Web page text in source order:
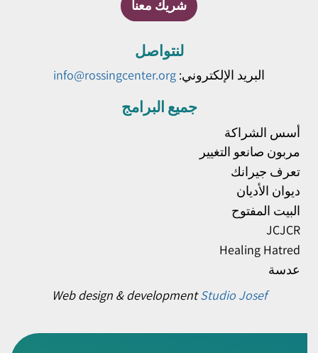
شريك معنا
لنتواصل
البريد الإلكتروني: info@rossingcenter.org
جميع البرامج
أسس الشراكة
مربون صانعو التغيير
تعرف جيرانك
ديوان الأديان
البيت المفتوح
JCJCR
Healing Hatred
عدسة
Web design & developmentStudio Josef